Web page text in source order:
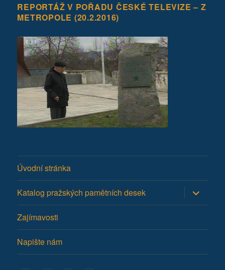
REPORTÁŽ V POŘADU ČESKÉ TELEVIZE – Z
METROPOLE (20.2.2016)
Úvodní stránka
Katalog pražských pamětních desek Zobrazit
položky
Zajímavosti
Napište nám